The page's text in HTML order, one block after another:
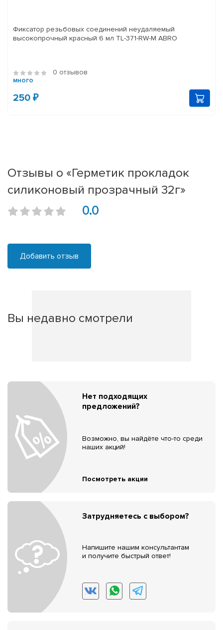
Фиксатор резьбовых соединений неудаляемый
высокопрочный красный 6 мл TL-371-RW-M ABRO
0 отзывов
много
250 ₽
Отзывы о «Герметик прокладок
силиконовый прозрачный 32г»
0.0
Добавить отзыв
Вы недавно смотрели
Нет подходящих
предложений?
Возможно, вы найдёте что-то среди
наших акций!
Посмотреть акции
Затрудняетесь с выбором?
Напишите нашим консультантам
и получите быстрый ответ!